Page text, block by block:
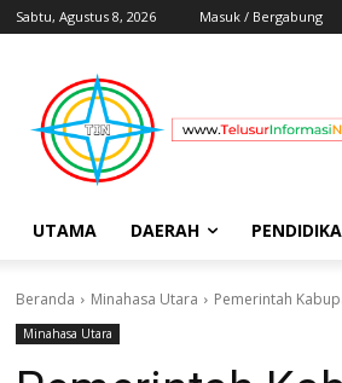
Sabtu, Agustus 8, 2026 Masuk / Bergabung
UTAMA DAERAH
Beranda Minahasa Utara Pemerintah
Minahasa Utara